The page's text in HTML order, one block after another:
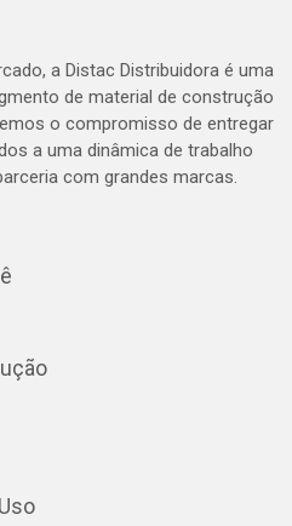
a Distac Distribuidora é uma
de material de construção
o compromisso de entregar
a uma dinâmica de trabalho
com grandes marcas.